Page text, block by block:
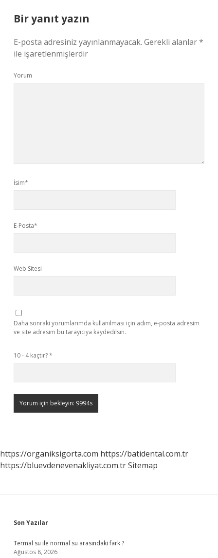
Bir yanıt yazın
E-posta adresiniz yayınlanmayacak. Gerekli alanlar*
ile işaretlenmişlerdir
Yorum
İsim*
E-Posta*
Web Sitesi
Daha sonraki yorumlarımda kullanılması için adım, e-posta adresim
ve site adresim bu tarayıcıya kaydedilsin.
10 - 4 kaçtır?*
https://organiksigorta.com https://batidental.com.tr
https://bluevdenevenakliyat.com.trSitemap
Sidebar
Son Yazılar
Termal su ile normal su arasındaki fark ?
Ağustos 8, 2026